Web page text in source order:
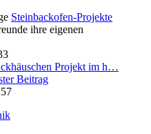
Steinbackofen-Projekte
ihre eigenen
Projekt im h…
Beitrag